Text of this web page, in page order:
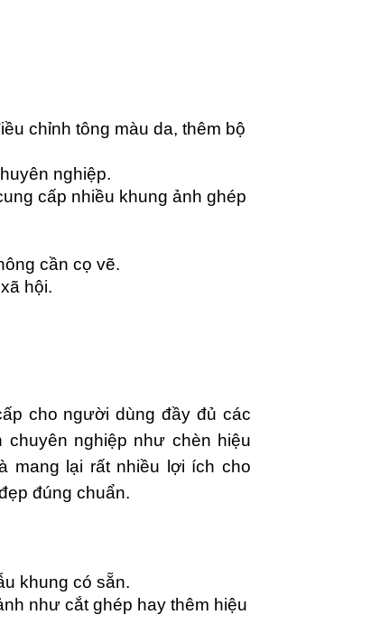
chỉnh tông màu da, thêm bộ
nghiệp.
cấp nhiều khung ảnh ghép
cần cọ vẽ.
hội.
cho người dùng đầy đủ các
nghiệp như chèn hiệu
mang lại rất nhiều lợi ích cho
đúng chuẩn.
khung có sẵn.
như cắt ghép hay thêm hiệu